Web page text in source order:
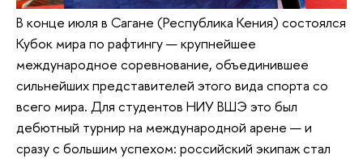
В конце июля в Сагане (Республика Кения) состоялся
Кубок мира по рафтингу — крупнейшее
международное соревнование, объединившее
сильнейших представителей этого вида спорта со
всего мира. Для студентов НИУ ВШЭ это был
дебютный турнир на международной арене — и
сразу с большим успехом: российский экипаж стал